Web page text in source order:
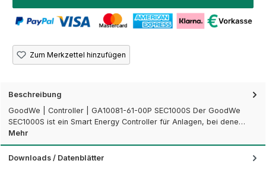
Zum Merkzettel hinzufügen
Beschreibung
GoodWe | Controller | GA10081-61-00P SEC1000S Der GoodWe
SEC1000S ist ein Smart Energy Controller für Anlagen, bei dene…
Mehr
Downloads / Datenblätter